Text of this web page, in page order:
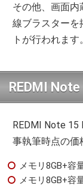
その他、画面
線ブラスターを
トが行われます。
REDMI
REDMI Note 15
事執筆時点の価
メモリ8GB+容
メモリ8GB+容